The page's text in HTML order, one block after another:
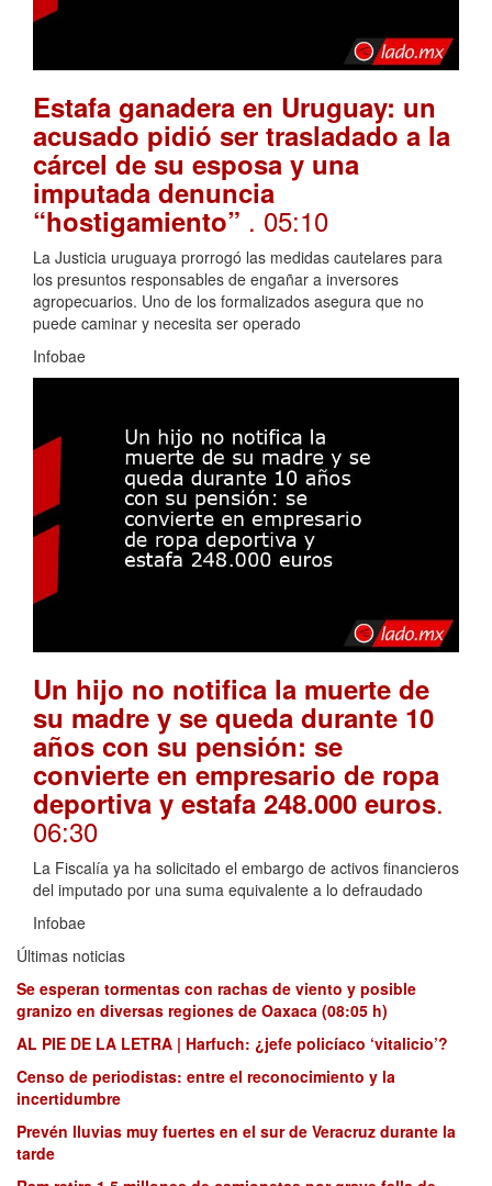
Estafa ganadera en Uruguay: un
acusado pidió ser trasladado a la
cárcel de su esposa y una
imputada denuncia
“hostigamiento” . 05:10
La Justicia uruguaya prorrogó las medidas cautelares para
los presuntos responsables de engañar a inversores
agropecuarios. Uno de los formalizados asegura que no
puede caminar y necesita ser operado
Infobae
Un hijo no notifica la muerte de
su madre y se queda durante 10
años con su pensión: se
convierte en empresario de ropa
deportiva y estafa 248.000 euros.
06:30
La Fiscalía ya ha solicitado el embargo de activos financieros
del imputado por una suma equivalente a lo defraudado
Infobae
Últimas noticias
Se esperan tormentas con rachas de viento y posible
granizo en diversas regiones de Oaxaca (08:05 h)
AL PIE DE LA LETRA | Harfuch: ¿jefe policíaco ‘vitalicio’?
Censo de periodistas: entre el reconocimiento y la
incertidumbre
Prevén lluvias muy fuertes en el sur de Veracruz durante la
tarde